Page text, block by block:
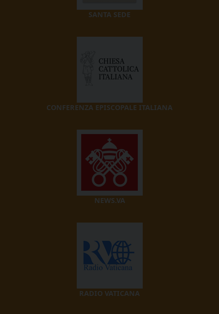
SANTA SEDE
CONFERENZA EPISCOPALE ITALIANA
NEWS.VA
RADIO VATICANA